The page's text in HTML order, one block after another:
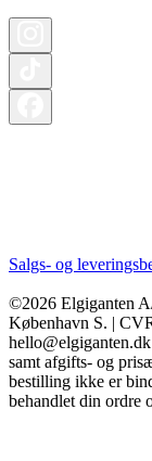
Salgs- og
©2026 Elgiganten
København S. |
samt afgifts- og
bestilling ikke er
behandlet din ordre